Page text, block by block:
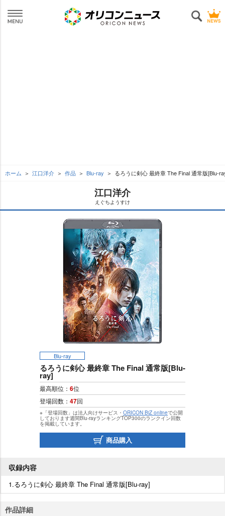
ホーム 江口洋介 作品 Blu-ray るろうに剣心 最終章 The Final 通常版[Blu-
江口洋介
えぐちようすけ
Blu-ray
るろうに剣心 最終章 The Final 通常版[Blu-
ray]
最高順位： 6位
登場回数： 47回
※「登場回数」は法人向けサービス・ ORICON BiZ onlineで公開
しております週間Blu-rayランキングTOP300のランクイン回数
を掲載しています。
商品購入
収録内容
1.るろうに剣心 最終章 The Final 通常版[Blu-ray]
作品詳細